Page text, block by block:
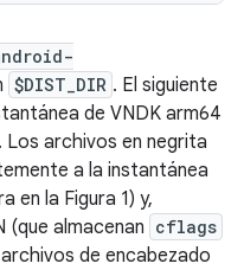
$DIST_DIR . El siguiente
de VNDK arm64
archivos en negrita
a la instantánea
en la Figura 1) y,
(que almacenan cflags
de encabezado